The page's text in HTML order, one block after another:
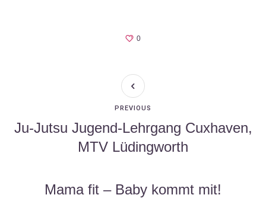
0
Ju-Jutsu Jugend-Lehrgang Cuxhaven,
MTV Lüdingworth
PREVIOUS
Mama fit – Baby kommt mit!